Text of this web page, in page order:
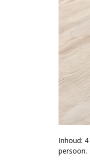
Inhoud:
persoon.